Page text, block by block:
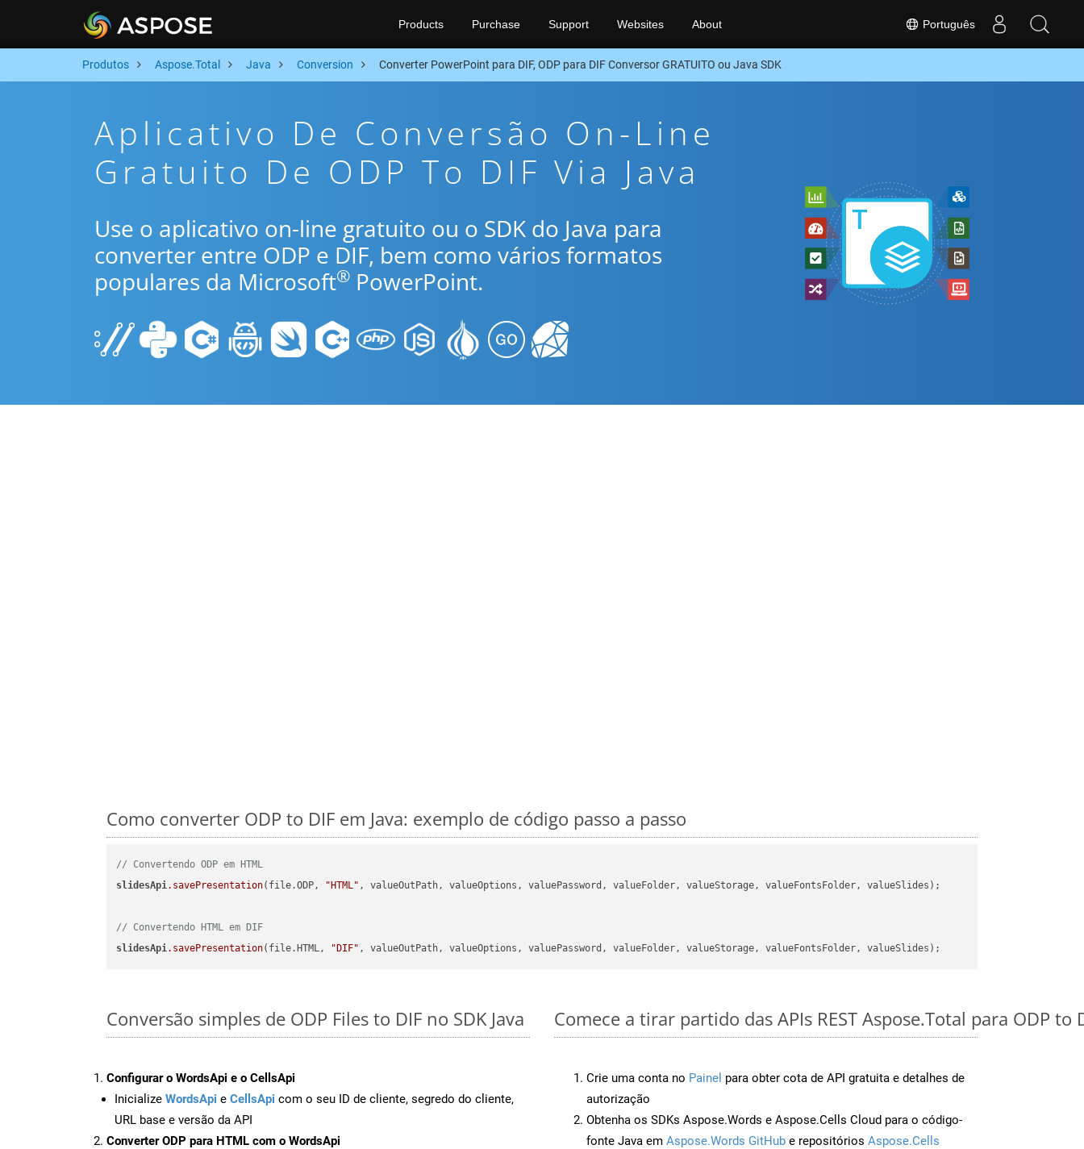
Português
Products Purchase Support Websites About
Produtos Aspose.Total Java Conversion Converter PowerPoint para DIF, ODP para DIF Conversor GRATUITO ou Java SDK
Aplicativo De Conversão On-Line
Gratuito De ODP To DIF Via Java
Use o aplicativo on-line gratuito ou o SDK do Java para
converter entre ODP e DIF, bem como vários formatos
populares da Microsoft® PowerPoint.
Como converter ODP to DIF em Java: exemplo de código passo a passo
// Convertendo ODP em HTML
slidesApi.savePresentation(file.ODP, "HTML" , valueOutPath, valueOptions, valuePassword, valueFolder, valueStorage, valueFontsFolder, valueSlides);
// Convertendo HTML em DIF
slidesApi.savePresentation(file.HTML, "DIF"
Conversão simples de ODP Files to DIF no SDK Java
Configurar o WordsApi e o CellsApi
Inicialize WordsApi e CellsApi com o seu ID de cliente, segredo do cliente,
URL base e versão da API
Converter ODP para HTML com o WordsApi
Comece a tirar partido das APIs REST Aspose.Total para ODP to
Crie uma conta no Painel para obter cota de API gratuita e detalhes de
autorização
Obtenha os SDKs Aspose.Words e Aspose.Cells Cloud para o código-
fonte Java em Aspose.Words GitHub e repositórios Aspose.Cells